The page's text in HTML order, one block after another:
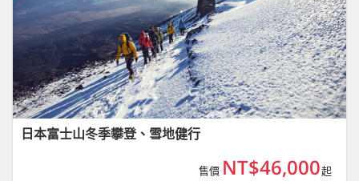
日本富士山冬季攀登、雪地健行
售價 NT$46,000起